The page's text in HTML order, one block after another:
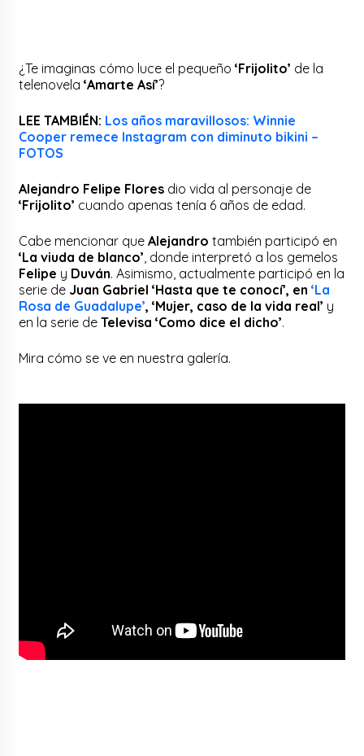
¿Te imaginas cómo luce el pequeño‘Frijolito’ de la
telenovela‘Amarte Así’?
LEE TAMBIÉN: Los años maravillosos: Winnie
Cooper remece Instagram con diminuto bikini –
FOTOS
Alejandro Felipe Flores dio vida al personaje de
‘Frijolito’ cuando apenas tenía 6 años de edad.
Cabe mencionar queAlejandro también participó en
‘La viuda de blanco’ , donde interpretó a los gemelos
Felipe y Duván. Asimismo, actualmente participó en la
serie de Juan Gabriel ‘Hasta que te conocí’, en‘La
Rosa de Guadalupe’, ‘Mujer, caso de la vida real’ y
en la serie deTelevisa ‘Como dice el dicho’.
Mira cómo se ve en nuestra galería.